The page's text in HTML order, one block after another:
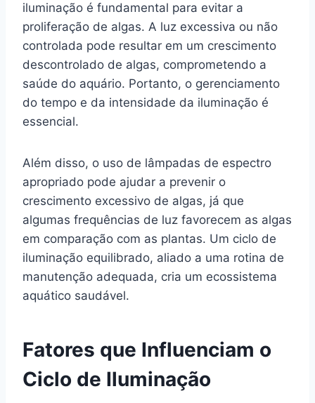
iluminação é fundamental para evitar a
proliferação de algas. A luz excessiva ou não
controlada pode resultar em um crescimento
descontrolado de algas, comprometendo a
saúde do aquário. Portanto, o gerenciamento
do tempo e da intensidade da iluminação é
essencial.
Além disso, o uso de lâmpadas de espectro
apropriado pode ajudar a prevenir o
crescimento excessivo de algas, já que
algumas frequências de luz favorecem as algas
em comparação com as plantas. Um ciclo de
iluminação equilibrado, aliado a uma rotina de
manutenção adequada, cria um ecossistema
aquático saudável.
Fatores que Influenciam o
Ciclo de Iluminação